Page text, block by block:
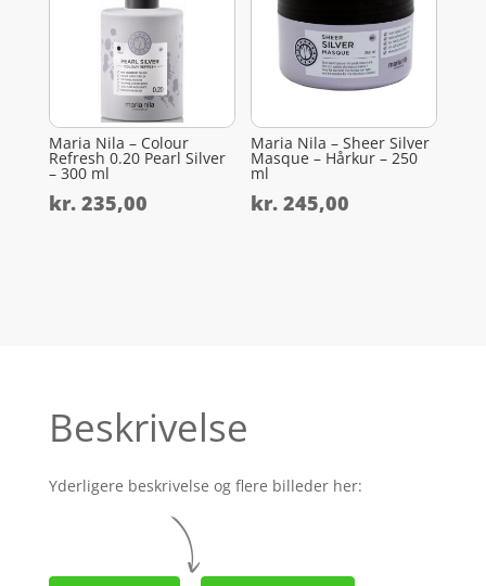
Maria Nila – Colour
Refresh 0.20 Pearl Silver
– 300 ml
kr.235,00
Maria Nila – Sheer Silver
Masque – Hårkur – 250
ml
kr. 245,00
Beskrivelse
Yderligere beskrivelse og flere billeder her: